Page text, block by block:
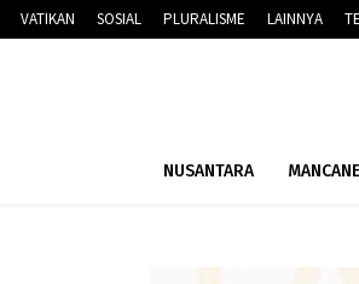
VATIKAN SOSIAL PLURALISME LAINNYA
NUSANTARA